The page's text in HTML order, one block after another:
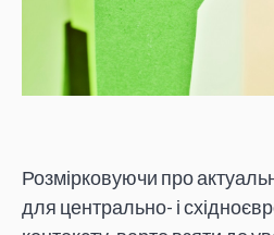
Розмірковуючи про
для центрально- і